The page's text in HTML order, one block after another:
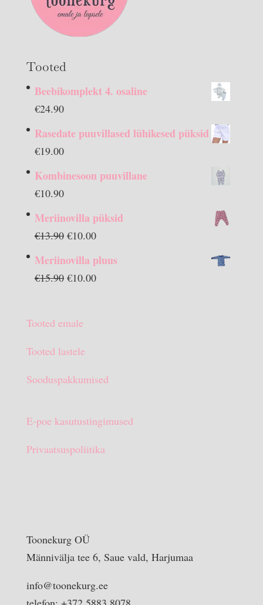
Tooted
Beebikomplekt 4. osaline
€24.90
Rasedate puuvillased lühikesed püksid
€19.00
Kombinesoon puuvillane
€10.90
Meriinovilla püksid
€13.90 Algne
€10.00Praegune
on:
Meriinovilla pluus
€15.90 Algne
€15.90.
€10.00Praegune
Tooted emale
Tooted lastele
Sooduspakkumised
E-poe kasutustingimused
Privaatsuspoliitika
Toonekurg OÜ
Männivälja tee 6, Saue vald, Harjumaa
info@toonekurg.ee